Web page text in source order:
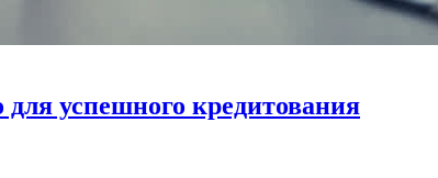
успешного кредитования